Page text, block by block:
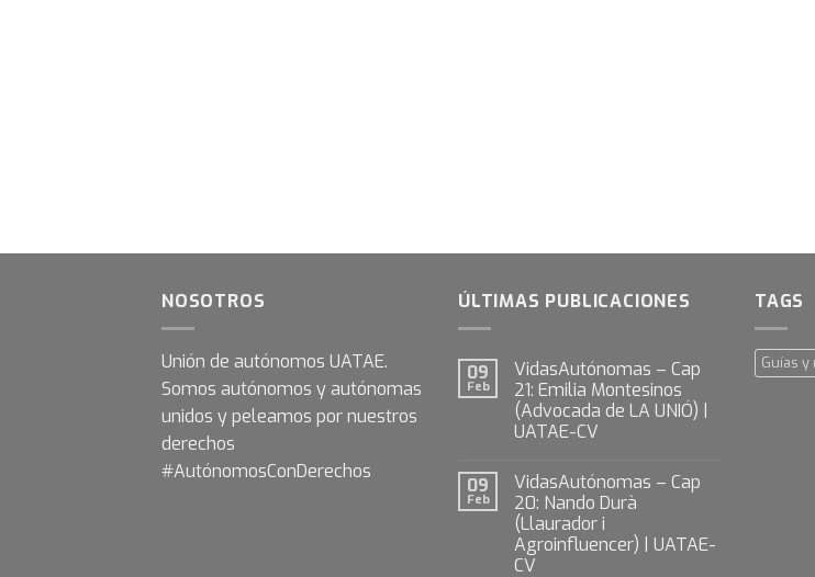
NOSOTROS
Unión de autónomos UATAE.
Somos autónomos y autónomas
unidos y peleamos por nuestros
derechos
#AutónomosConDerechos
ÚLTIMAS PUBLICACIONES
09
Feb
VidasAutónomas – Cap
21: Emilia Montesinos
(Advocada de LA UNIÓ) |
UATAE-CV
09
Feb
VidasAutónomas – Cap
20: Nando Durà
(Llaurador i
Agroinfluencer) | UATAE-
CV
TAGS
Guías